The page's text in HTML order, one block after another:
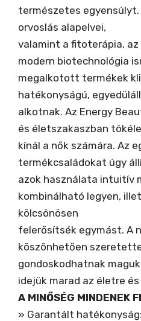
természetes egyensúlyt.
orvoslás alapelvei,
valamint a fitoterápia,
modern biotechnológia
megalkotott termékek
hatékonyságú,
alkotnak. Az Energy
és életszakaszban
kínál a nők számára. Az
termékcsaládokat úgy
azok használata intuitív
kombinálható legyen,
kölcsönösen
felerősítsék egymást. A
köszönhetően
gondoskodhatnak
idejük marad az életre
A MINŐSÉG MINDENEK
» Garantált